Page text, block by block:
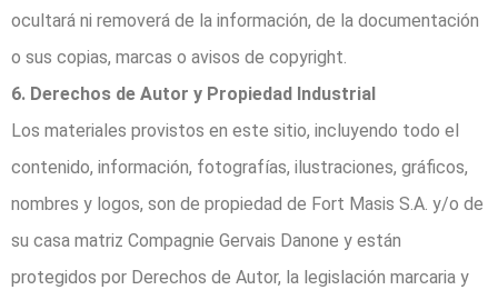
ocultará ni removerá de la información, de la documentación
o sus copias, marcas o avisos de copyright.
6. Derechos de Autor y Propiedad Industrial
Los materiales provistos en este sitio, incluyendo todo el
contenido, información, fotografías, ilustraciones, gráficos,
nombres y logos, son de propiedad de Fort Masis S.A. y/o de
su casa matriz Compagnie Gervais Danone y están
protegidos por Derechos de Autor, la legislación marcaria y